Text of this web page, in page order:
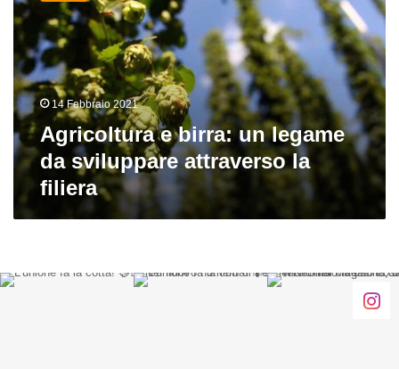
un
legame
da
sviluppare
attraverso
la
filiera
14 Febbraio 2021
Agricoltura e birra: un legame
da sviluppare attraverso la
filiera